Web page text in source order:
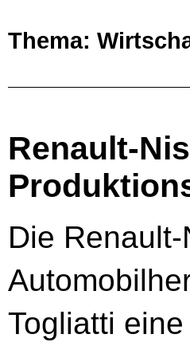
Thema:
Renault-
Die
Togliatti